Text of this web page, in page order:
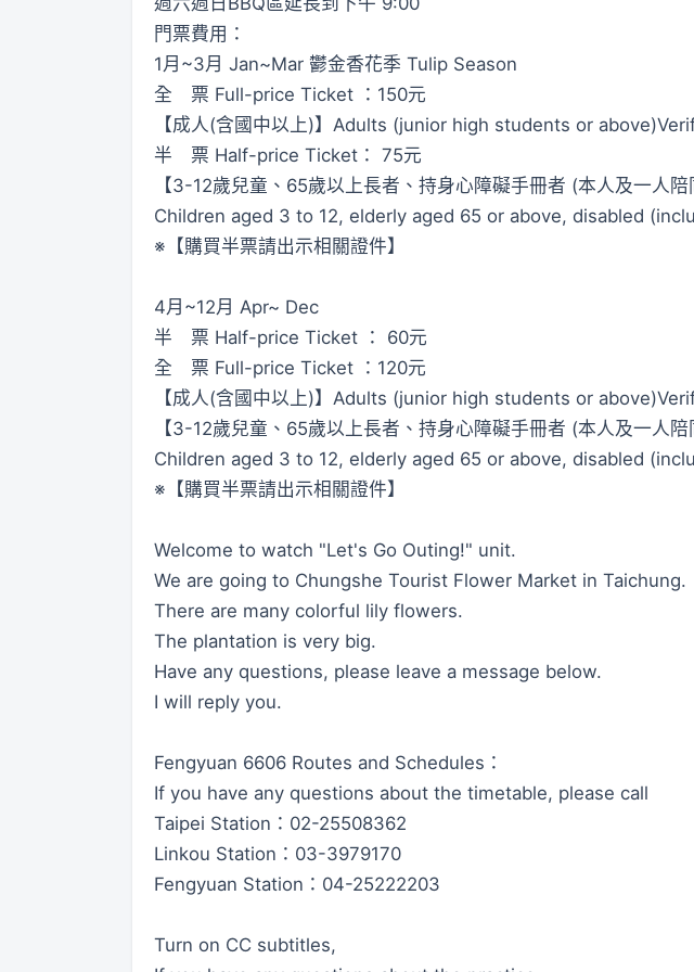
門票費用：
1月~3月 Jan~Mar 鬱金香花季 Tulip Season
全 票 Full-price Ticket ：150元
【成人(含國中以上)】Adults (junior high students or
半 票 Half-price Ticket： 75元
【3-12歲兒童、65歲以上長者、持身心障礙手冊者 (本人及一人陪
Children aged 3 to 12, elderly aged 65 or above, disabled
※【購買半票請出示相關證件】
4月~12月 Apr~ Dec
半 票 Half-price Ticket ： 60元
全 票 Full-price Ticket ：120元
【成人(含國中以上)】Adults (junior high students or
【3-12歲兒童、65歲以上長者、持身心障礙手冊者 (本人及一人陪
Children aged 3 to 12, elderly aged 65 or above, disabled
※【購買半票請出示相關證件】
Welcome to watch "Let's Go Outing!" unit.
We are going to Chungshe Tourist Flower Market in Taichung.
There are many colorful lily flowers.
The plantation is very big.
Have any questions, please leave a message below.
I will reply you.
Fengyuan 6606 Routes and Schedules：
If you have any questions about the timetable, please call
Taipei Station：02-25508362
Linkou Station：03-3979170
Fengyuan Station：04-25222203
Turn on CC subtitles,